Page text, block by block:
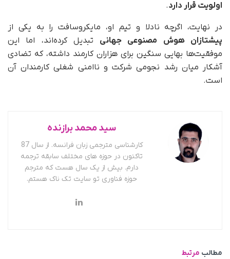
اولویت قرار دارد.
در نهایت، اگرچه نادلا و تیم او، مایکروسافت را به یکی از
پیشتازان هوش مصنوعی جهانی تبدیل کرده‌اند، اما این
موفقیت‌ها بهایی سنگین برای هزاران کارمند داشته، که تضادی
آشکار میان رشد نجومی شرکت و ناامنی شغلی کارمندان آن
است.
سید محمد برازنده
کارشناسی مترجمی زبان فرانسه. از سال 87
تاکنون در حوزه های مختلف سابقه ترجمه
دارم. بیش از یک سال هست که مترجم
حوزه فناوری تو سایت تک ناک هستم.
مطالب مرتبط